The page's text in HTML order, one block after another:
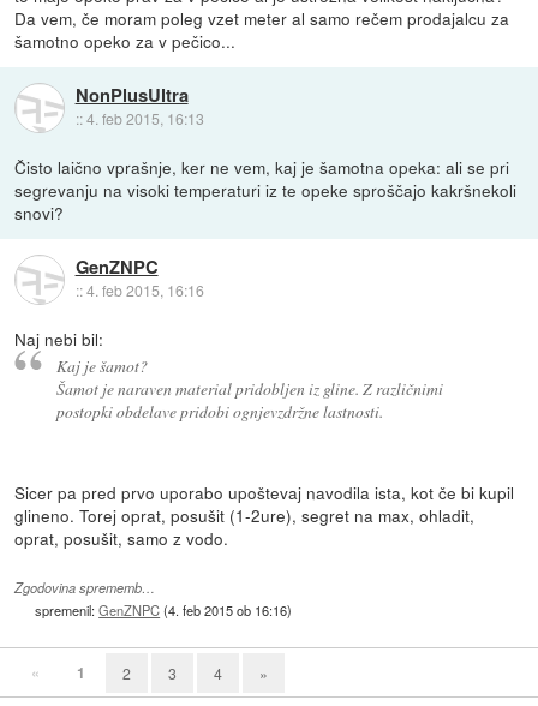
Da vem, če moram poleg vzet meter al samo rečem prodajalcu za
šamotno opeko za v pečico...
NonPlusUltra
::4. feb 2015, 16:13
Čisto laično vprašnje, ker ne vem, kaj je šamotna opeka: ali se pri
segrevanju na visoki temperaturi iz te opeke sproščajo kakršnekoli
snovi?
GenZNPC
::4. feb 2015, 16:16
Naj nebi bil:
Kaj je šamot?
Šamot je naraven material pridobljen iz gline. Z različnimi
postopki obdelave pridobi ognjevzdržne lastnosti.
Sicer pa pred prvo uporabo upoštevaj navodila ista, kot če bi kupil
glineno. Torej oprat, posušit (1-2ure), segret na max, ohladit,
oprat, posušit, samo z vodo.
Zgodovina sprememb…
spremenil:GenZNPC(4. feb 2015 ob 16:16)
« 1 2 3 4 »